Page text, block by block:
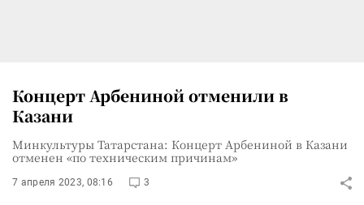
Концерт Арбениной отменили в
Казани
Минкультуры Татарстана: Концерт Арбениной в Казани
отменен «по техническим причинам»
7 апреля 2023, 08:16 3